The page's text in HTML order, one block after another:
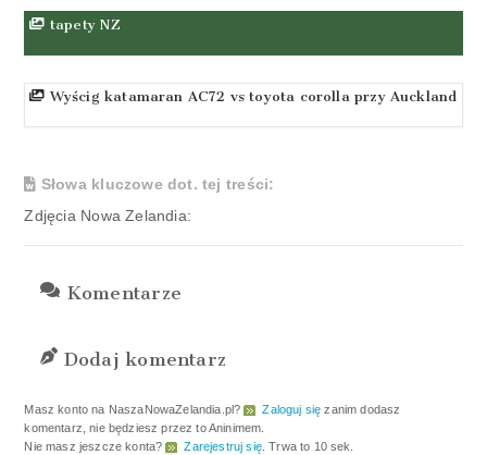
tapety NZ
Wyścig katamaran AC72 vs toyota corolla przy Auckland
Słowa kluczowe dot. tej treści:
Zdjęcia Nowa Zelandia:
Komentarze
Dodaj komentarz
Masz konto na NaszaNowaZelandia.pl? Zaloguj się zanim dodasz
komentarz, nie będziesz przez to Aninimem.
Nie masz jeszcze konta?
Zarejestruj się. Trwa to 10 sek.